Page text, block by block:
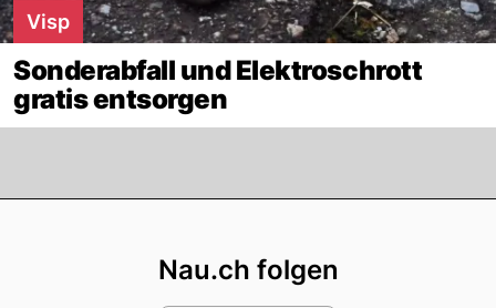
Visp
Sonderabfall und Elektroschrott
gratis entsorgen
Nau.ch folgen